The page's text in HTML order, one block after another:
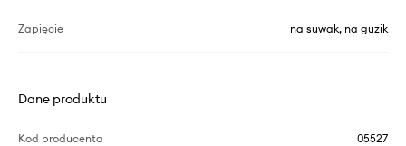
Zapięcie na suwak, na guzik
Dane produktu
Kod producenta 05527